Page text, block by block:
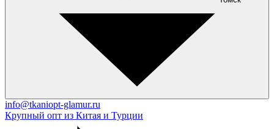
info@tkaniopt-glamur.ru
Крупный опт из Китая и Турции